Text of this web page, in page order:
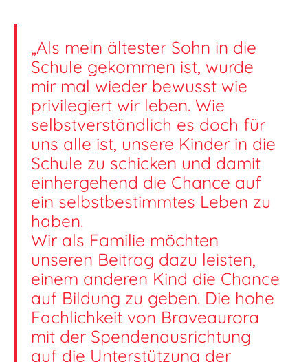
„Als mein ältester Sohn in die
Schule gekommen ist, wurde
mir mal wieder bewusst wie
privilegiert wir leben. Wie
selbstverständlich es doch für
uns alle ist, unsere Kinder in die
Schule zu schicken und damit
einhergehend die Chance auf
ein selbstbestimmtes Leben zu
haben.
Wir als Familie möchten
unseren Beitrag dazu leisten,
einem anderen Kind die Chance
auf Bildung zu geben. Die hohe
Fachlichkeit von Braveaurora
mit der Spendenausrichtung
auf die Unterstützung der